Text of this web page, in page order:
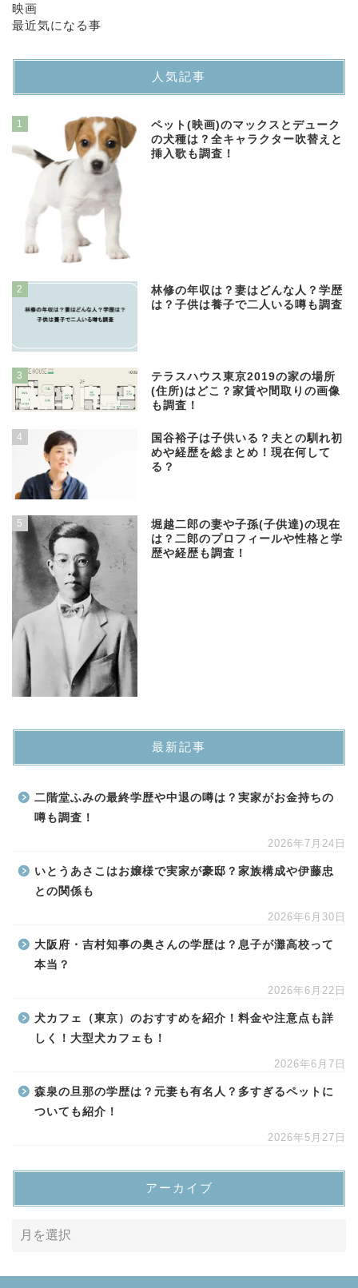
映画
最近気になる事
人気記事
1
ペット(映画)のマックスとデューク
の犬種は？全キャラクター吹替えと
挿入歌も調査！
2
林修の年収は？妻はどんな人？学歴
は？子供は養子で二人いる噂も調査
3
テラスハウス東京2019の家の場所
(住所)はどこ？家賃や間取りの画像
も調査！
4
国谷裕子は子供いる？夫との馴れ初
めや経歴を総まとめ！現在何して
る？
5
堀越二郎の妻や子孫(子供達)の現在
は？二郎のプロフィールや性格と学
歴や経歴も調査！
最新記事
二階堂ふみの最終学歴や中退の噂は？実家がお金持ちの
噂も調査！
2026年7月24日
いとうあさこはお嬢様で実家が豪邸？家族構成や伊藤忠
との関係も
2026年6月30日
大阪府・吉村知事の奥さんの学歴は？息子が灘高校って
本当？
2026年6月22日
犬カフェ（東京）のおすすめを紹介！料金や注意点も詳
しく！大型犬カフェも！
2026年6月7日
森泉の旦那の学歴は？元妻も有名人？多すぎるペットに
ついても紹介！
2026年5月27日
アーカイブ